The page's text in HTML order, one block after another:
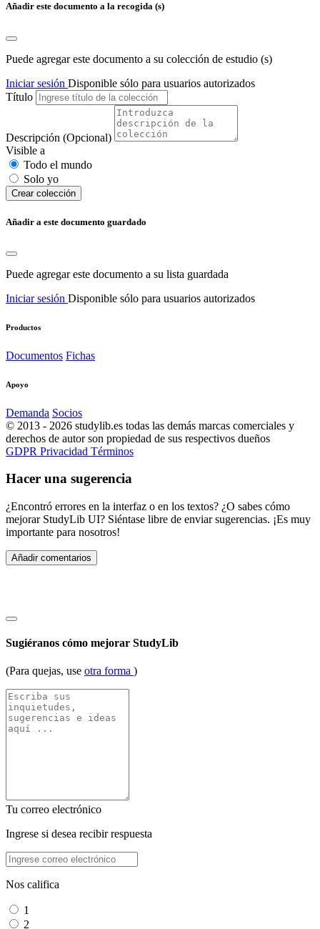
Añadir este documento a la recogida (s)
Puede agregar este documento a su colección de estudio (s)
Iniciar sesión Disponible sólo para usuarios autorizados
Título
Descripción (Opcional)
Visible a
Todo el mundo
Solo yo
Сrear colección
Añadir a este documento guardado
Puede agregar este documento a su lista guardada
Iniciar sesión Disponible sólo para usuarios autorizados
Productos
Documentos Fichas
Apoyo
Demanda Socios
© 2013 - 2026 studylib.es todas las demás marcas comerciales y
derechos de autor son propiedad de sus respectivos dueños
GDPR Privacidad Términos
Hacer una sugerencia
¿Encontró errores en la interfaz o en los textos? ¿O sabes cómo
mejorar StudyLib UI? Siéntase libre de enviar sugerencias. ¡Es muy
importante para nosotros!
Añadir comentarios
Sugiéranos cómo mejorar StudyLib
(Para quejas, use otra forma )
Tu correo electrónico
Ingrese si desea recibir respuesta
Nos califica
1
2